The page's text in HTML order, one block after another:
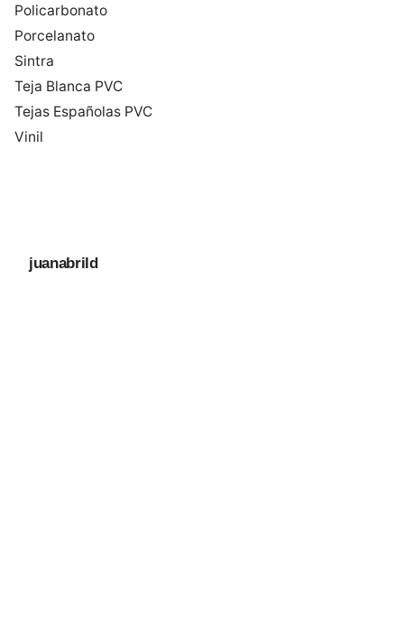
Policarbonato
Porcelanato
Sintra
Teja Blanca PVC
Tejas Españolas PVC
Vinil
juanabrild